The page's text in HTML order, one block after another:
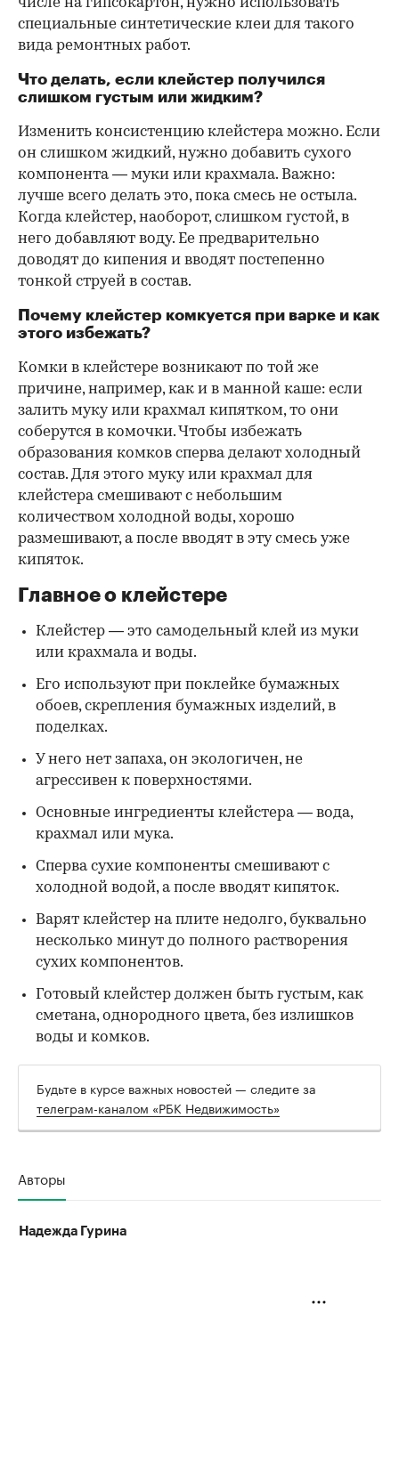
числе на гипсокартон, нужно использовать
специальные синтетические клеи для такого
вида ремонтных работ.
Что делать, если клейстер получился
слишком густым или жидким?
Изменить консистенцию клейстера можно. Если
он слишком жидкий, нужно добавить сухого
компонента — муки или крахмала. Важно:
лучше всего делать это, пока смесь не остыла.
Когда клейстер, наоборот, слишком густой, в
него добавляют воду. Ее предварительно
доводят до кипения и вводят постепенно
тонкой струей в состав.
Почему клейстер комкуется при варке и как
этого избежать?
Комки в клейстере возникают по той же
причине, например, как и в манной каше: если
залить муку или крахмал кипятком, то они
соберутся в комочки. Чтобы избежать
образования комков сперва делают холодный
состав. Для этого муку или крахмал для
клейстера смешивают с небольшим
количеством холодной воды, хорошо
размешивают, а после вводят в эту смесь уже
кипяток.
Главное о клейстере
Клейстер — это самодельный клей из муки
или крахмала и воды.
Его используют при поклейке бумажных
обоев, скрепления бумажных изделий, в
поделках.
У него нет запаха, он экологичен, не
агрессивен к поверхностями.
Основные ингредиенты клейстера — вода,
крахмал или мука.
Сперва сухие компоненты смешивают с
холодной водой, а после вводят кипяток.
Варят клейстер на плите недолго, буквально
несколько минут до полного растворения
сухих компонентов.
Готовый клейстер должен быть густым, как
сметана, однородного цвета, без излишков
воды и комков.
Будьте в курсе важных новостей — следите за
телеграм-каналом «РБК Недвижимость»
Авторы
Надежда Гурина